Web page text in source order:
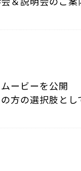
ービーを公開
方の選択肢とし